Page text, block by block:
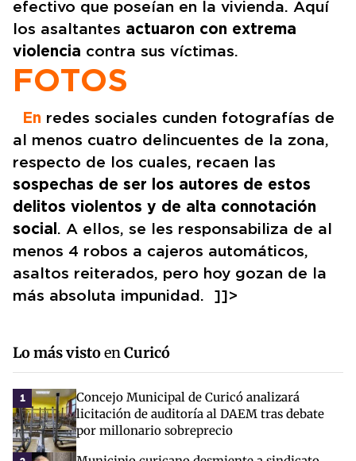
efectivo que poseían en la vivienda. Aquí
los asaltantes actuaron con extrema
violencia contra sus víctimas.
FOTOS
En redes sociales cunden fotografías de
al menos cuatro delincuentes de la zona,
respecto de los cuales, recaen las
sospechas de ser los autores de estos
delitos violentos y de alta connotación
social . A ellos, se les responsabiliza de al
menos 4 robos a cajeros automáticos,
asaltos reiterados, pero hoy gozan de la
más absoluta impunidad. ]]>
Lo más vistoenCuricó
1
Concejo Municipal de Curicó analizará
licitación de auditoría al DAEM tras debate
por millonario sobreprecio